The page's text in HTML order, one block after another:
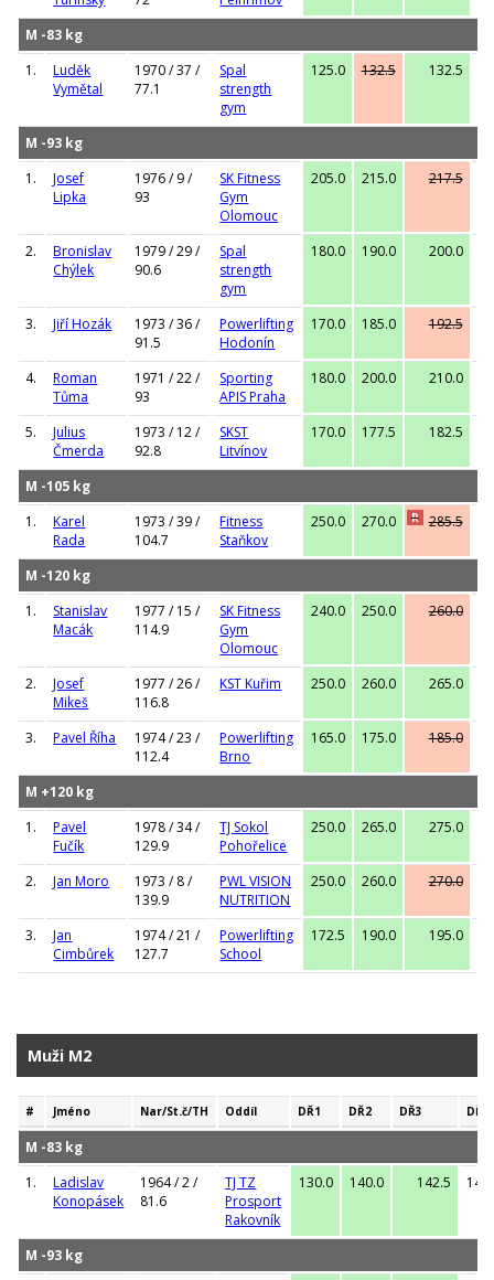
M -83 kg
1.
Luděk
Vymětal
1970 / 37 /
77.1
Spal
strength
gym
125.0 132.5 132.5
M -93 kg
1.
Josef
Lipka
1976 / 9 /
93
SK Fitness
Gym
Olomouc
205.0 215.0 217.5
2.
Bronislav
Chýlek
1979 / 29 /
90.6
Spal
strength
gym
180.0 190.0 200.0
3. Jiří Hozák
1973 / 36 /
91.5
Powerlifting
Hodonín
170.0 185.0 192.5
4.
Roman
Tůma
1971 / 22 /
93
Sporting
APIS Praha
180.0 200.0 210.0
5.
Julius
Čmerda
1973 / 12 /
92.8
SKST
Litvínov
170.0 177.5 182.5
M -105 kg
1.
Karel
Rada
1973 / 39 /
104.7
Fitness
Staňkov
250.0 270.0 R 285.5
M -120 kg
1.
Stanislav
Macák
1977 / 15 /
114.9
SK Fitness
Gym
Olomouc
240.0 250.0 260.0
2.
Josef
Mikeš
1977 / 26 /
116.8
KST Kuřim 250.0 260.0 265.0
3. Pavel Říha
1974 / 23 /
112.4
Powerlifting
Brno
165.0 175.0 185.0
M +120 kg
1.
Pavel
Fučík
1978 / 34 /
129.9
TJ Sokol
Pohořelice
250.0 265.0 275.0
2. Jan Moro
1973 / 8 /
139.9
PWL VISION
NUTRITION
250.0 260.0 270.0
3.
Jan
Cimbůrek
1974 / 21 /
127.7
Powerlifting
School
172.5 190.0 195.0
Muži M2
# Jméno Nar/St.č/TH Oddíl DŘ1 DŘ2 DŘ3 DŘ
M -83 kg
1.
Ladislav
Konopásek
1964 / 2 /
81.6
TJ TZ
Prosport
Rakovník
130.0 140.0 142.5
M -93 kg